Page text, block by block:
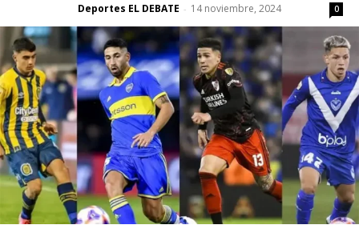
Deportes EL DEBATE - 14 noviembre, 2024 0